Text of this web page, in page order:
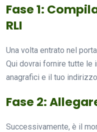
Fase 1:
RLI
Una volta entrato nel
Qui dovrai fornire tutte le
anagrafici e il tuo
Fase 2:
Successivamente, è il